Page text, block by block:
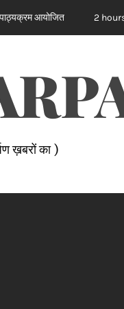
2 hours ago जालंधर के
ख़बरों का )